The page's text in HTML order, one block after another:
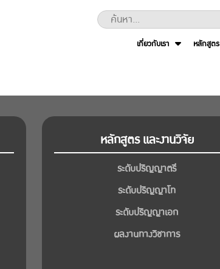
เกี่ยวกับเรา
หลักสูตร
หลักสูตร และงานวิจัย
ระดับปริญญาตรี
ระดับปริญญาโท
ระดับปริญญาเอก
ผลงานทางวิชาการ